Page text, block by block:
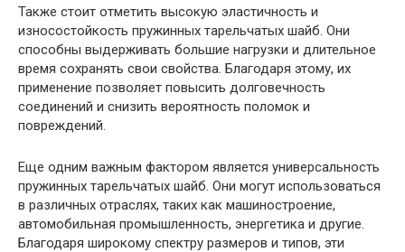
Также стоит отметить высокую эластичность и
износостойкость пружинных тарельчатых шайб. Они
способны выдерживать большие нагрузки и длительное
время сохранять свои свойства. Благодаря этому, их
применение позволяет повысить долговечность
соединений и снизить вероятность поломок и
повреждений.
Еще одним важным фактором является универсальность
пружинных тарельчатых шайб. Они могут использоваться
в различных отраслях, таких как машиностроение,
автомобильная промышленность, энергетика и другие.
Благодаря широкому спектру размеров и типов, эти